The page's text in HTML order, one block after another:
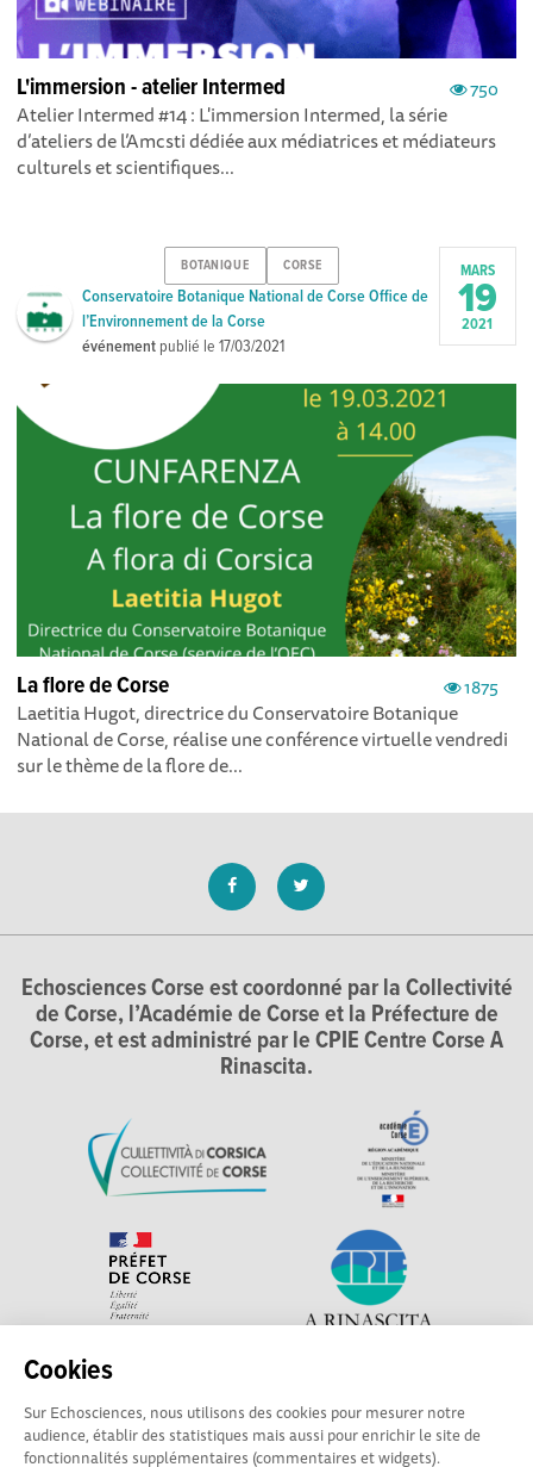
Cookies
Sur Echosciences, nous utilisons des cookies pour mesurer notre
audience, établir des statistiques mais aussi pour enrichir le site de
fonctionnalités supplémentaires (commentaires et widgets).
750
L'immersion - atelier Intermed
Atelier Intermed #14 : L'immersion Intermed, la série
d’ateliers de l’Amcsti dédiée aux médiatrices et médiateurs
culturels et scientifiques...
BOTANIQUE CORSE
Conservatoire Botanique National de Corse Office de
l’Environnement de la Corse
événement publié le17/03/2021
MARS
19
2021
1875
La flore de Corse
Laetitia Hugot, directrice du Conservatoire Botanique
National de Corse, réalise une conférence virtuelle vendredi
sur le thème de la flore de...
Echosciences Corse est coordonné par la Collectivité
de Corse, l’Académie de Corse et la Préfecture de
Corse, et est administré par le CPIE Centre Corse A
Rinascita.
Corse, le réseau social des acteurs de sciences et de
technologie du territoire. Contact : contact-csti@cpie-